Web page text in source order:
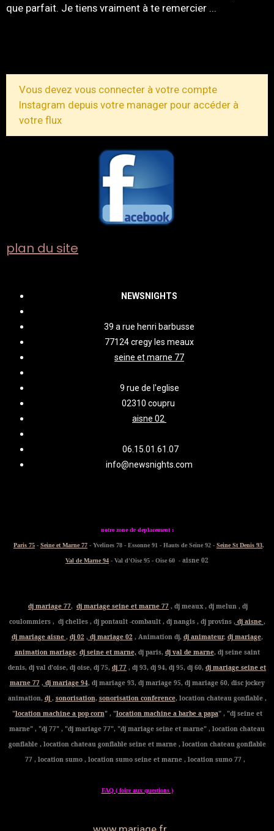
que parfait. Je tiens vraiment à te remercier ...
Vous devez vous connecter à votre compte
Instagram depuis votre manager pour accéder à
votre flux
plan du site
NEWSNIGHTS
39 a rue henri barbusse
77124 cregy les meaux
seine et marne 77
9 rue de l'eglise
02310 coupru
aisne 02
06.15.01.61.07
info@newsnights.com
notre zone de deplacement :
Paris 75 - Seine et Marne 77 - Yvelines 78 - Essonne 91 - Hauts de Seine 92 - Seine St Denis 93,
Val de Marne 94 - Val d'Oise 95 - Oise 60 - aisne 02
dj mariage 77, dj mariage seine et marne 77 , dj meaux , dj melun , dj
coulommiers , dj chelles , dj pontault -combault , dj nangis , dj provins ,dj aisne ,
dj mariage aisne , dj 02 ,dj mariage 02 , Animation dj, dj animateur, dj mariage,
animation mariage, dj seine et marne,dj paris, dj val de marne, dj seine saint
denis, dj val d'oise, dj oise, dj 75, dj 77 , dj 93, dj 94, dj 95, dj 60, dj mariage seine et
marne 77,dj mariage 94, dj mariage 93, dj mariage 95, dj mariage 60, disc jockey
animation, dj , sonorisation, sonorisation conference, location chateau gonflable ,
"location machine a pop corn" , "location machine a barbe a papa" , "dj seine et
marne" , "dj 77" , "dj mariage 77", "dj mariage seine et marne" , location chateau
gonflable , location chateau gonflable seine et marne , location chateau gonflable
77 , location sumo , location sumo seine et marne , location sumo 77 ,
FAQ ( foire aux questions )